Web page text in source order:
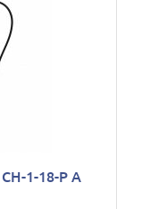
1-18-Р А